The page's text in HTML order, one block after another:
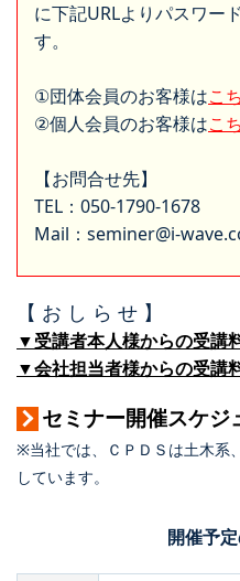
に下記URLよりパスワー
す。
①団体会員のお客様はこ
②個人会員のお客様はこ
【お問合せ先】
TEL：050-1790-1678
Mail：seminer@i-
【 お し ら せ 】
▼受講者本人様からの受講
▼会社担当者様からの受講
セミナー開催スケジ
※当社では、ＣＰＤＳは土木系
しています。
開催予